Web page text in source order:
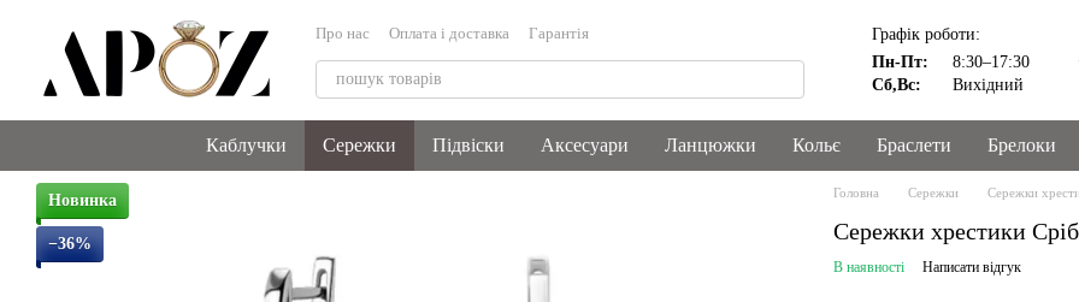
Перейти до основного контенту
Про нас
Оплата і доставка
Гарантія
Обмін та повернення
Блог Контакти
Графік роботи:
Пн-Пт:
8:30–17:30
Сб,Вс:
Вихідний
Каблучки Сережки Підвіски Аксесуари Ланцюжки Кольє Браслети Брелоки
Новинка
−36%
Головна Сережки Сережки
Сережки хрестики
В наявності Написати відгук